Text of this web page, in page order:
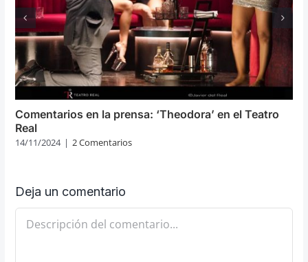
Comentarios en la prensa: ‘Theodora’ en el Teatro
Real
14/11/2024 | 2 Comentarios
Deja un comentario
Comentario